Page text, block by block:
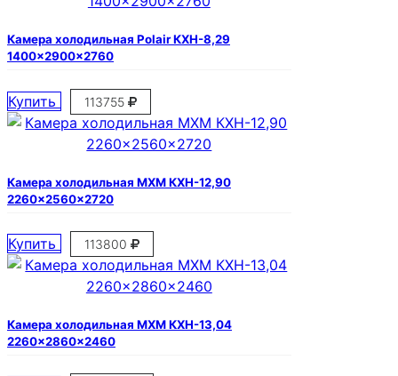
Камера холодильная Polair КХН-8,29
1400×2900×2760
Купить 113755
Камера холодильная МХМ КХН-12,90
2260×2560×2720
Купить 113800
Камера холодильная МХМ КХН-13,04
2260×2860×2460